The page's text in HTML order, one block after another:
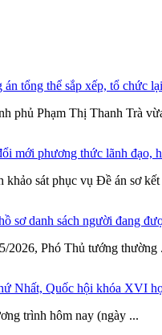
án tổng thể sắp xếp, tổ chức
phủ Phạm Thị Thanh Trà
mới phương thức lãnh đạo,
khảo sát phục vụ Đề án sơ kết
sơ danh sách người đang
2026, Phó Thủ tướng thường
Nhất, Quốc hội khóa XVI
trình hôm nay (ngày ...